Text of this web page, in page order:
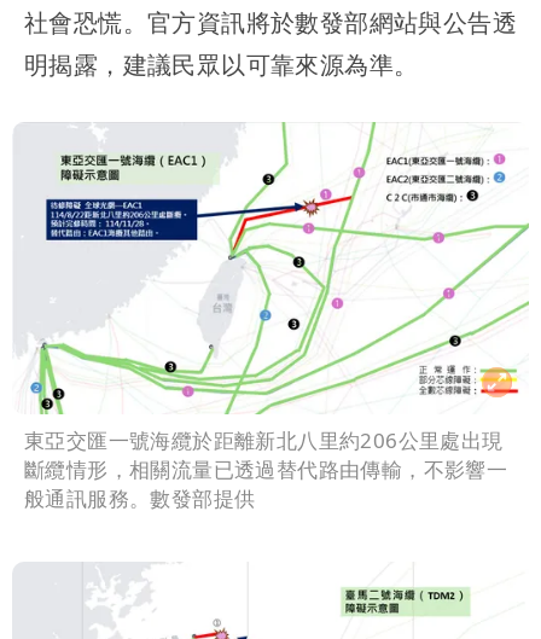
社會恐慌。官方資訊將於數發部網站與公告透
明揭露，建議民眾以可靠來源為準。
東亞交匯一號海纜於距離新北八里約206公里處出現
斷纜情形，相關流量已透過替代路由傳輸，不影響一
般通訊服務。數發部提供